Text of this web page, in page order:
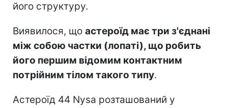
його структуру.
Виявилося, що астероїд має три з'єднані
між собою частки (лопаті), що робить
його першим відомим контактним
потрійним тілом такого типу.
Астероїд 44 Nysa розташований у